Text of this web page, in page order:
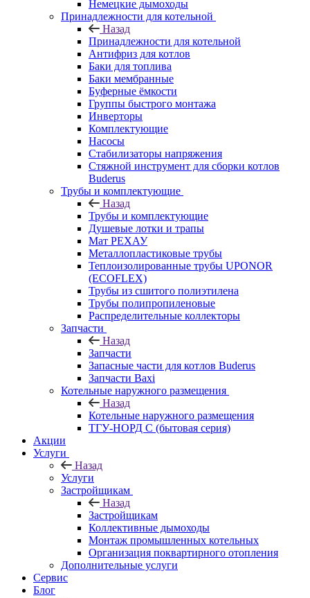
Немецкие дымоходы
Принадлежности для котельной
Назад
Принадлежности для котельной
Антифриз для котлов
Баки для топлива
Баки мембранные
Буферные ёмкости
Группы быстрого монтажа
Инверторы
Комплектующие
Насосы
Стабилизаторы напряжения
Стяжной инструмент для сборки котлов
Buderus
Трубы и комплектующие
Назад
Трубы и комплектующие
Душевые лотки и трапы
Мат РЕХАУ
Металлопластиковые трубы
Теплоизолированные трубы UPONOR
(ECOFLEX)
Трубы из сшитого полиэтилена
Трубы полипропиленовые
Распределительные коллекторы
Запчасти
Назад
Запчасти
Запасные части для котлов Buderus
Запчасти Baxi
Котельные наружного размещения
Назад
Котельные наружного размещения
ТГУ-НОРД С (бытовая серия)
Акции
Услуги
Назад
Услуги
Застройщикам
Назад
Застройщикам
Коллективные дымоходы
Монтаж промышленных котельных
Организация поквартирного отопления
Дополнительные услуги
Сервис
Блог